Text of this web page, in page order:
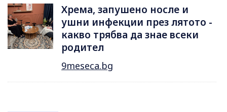
Хрема, запушено носле и
ушни инфекции през лятотo -
какво трябва да знае всеки
родител
9meseca.bg